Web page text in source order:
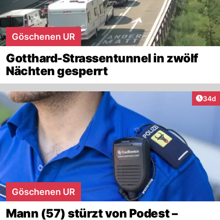
Göschenen UR
Gotthard-Strassentunnel in zwölf
Nächten gesperrt
34d
Göschenen UR
Mann (57) stürzt von Podest –